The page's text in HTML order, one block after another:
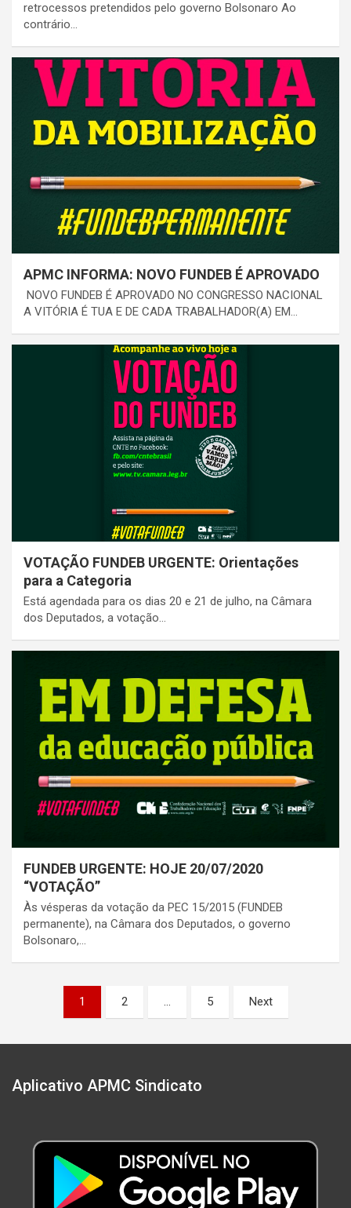
retrocessos pretendidos pelo governo Bolsonaro Ao
contrário…
APMC INFORMA: NOVO FUNDEB É APROVADO
NOVO FUNDEB É APROVADO NO CONGRESSO NACIONAL
A VITÓRIA É TUA E DE CADA TRABALHADOR(A) EM…
VOTAÇÃO FUNDEB URGENTE: Orientações
para a Categoria
Está agendada para os dias 20 e 21 de julho, na Câmara
dos Deputados, a votação…
FUNDEB URGENTE: HOJE 20/07/2020
“VOTAÇÃO”
Às vésperas da votação da PEC 15/2015 (FUNDEB
permanente), na Câmara dos Deputados, o governo
Bolsonaro,…
Paginação
posts
1 2 … 5 Next
Aplicativo APMC Sindicato